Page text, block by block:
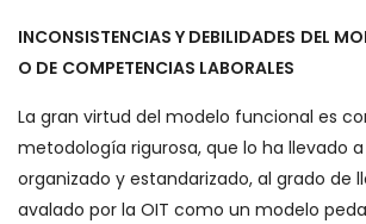
INCONSISTENCIAS Y DEBILIDADES DEL
O DE COMPETENCIAS LABORALES
La gran virtud del modelo funcional es
metodología rigurosa, que lo ha llevado
organizado y estandarizado, al grado de
avalado por la OIT como un modelo